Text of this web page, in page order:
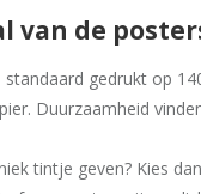
van de
gedrukt op
Duurzaamheid
tintje geven? Kies